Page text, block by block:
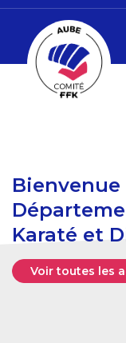
Karaté et
Voir toutes les